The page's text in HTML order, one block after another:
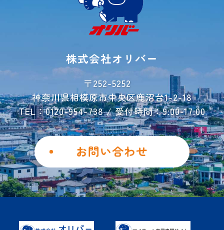
よくあるご質問
お荷物運搬サービス
お問い合わせ
ご解約フォーム
個人情報保護方針
Instagram
Facebook
株式会社オリバー
〒252-5252
神奈川県相模原市中央区鹿沼台1-2-18
TEL：0120-954-738 / 受付時間：9:00-17:00
お問い合わせ